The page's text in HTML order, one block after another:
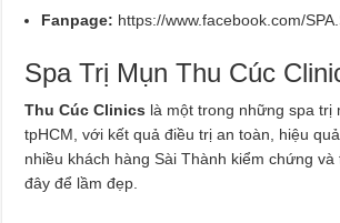
Fanpage: https://www.facebook.com/
Spa Trị Mụn Thu Cúc
Thu Cúc Clinics là một trong những spa trị
tpHCM, với kết quả điều trị an toàn, hiệu
nhiều khách hàng Sài Thành kiểm chứng
đây để lầm đẹp.